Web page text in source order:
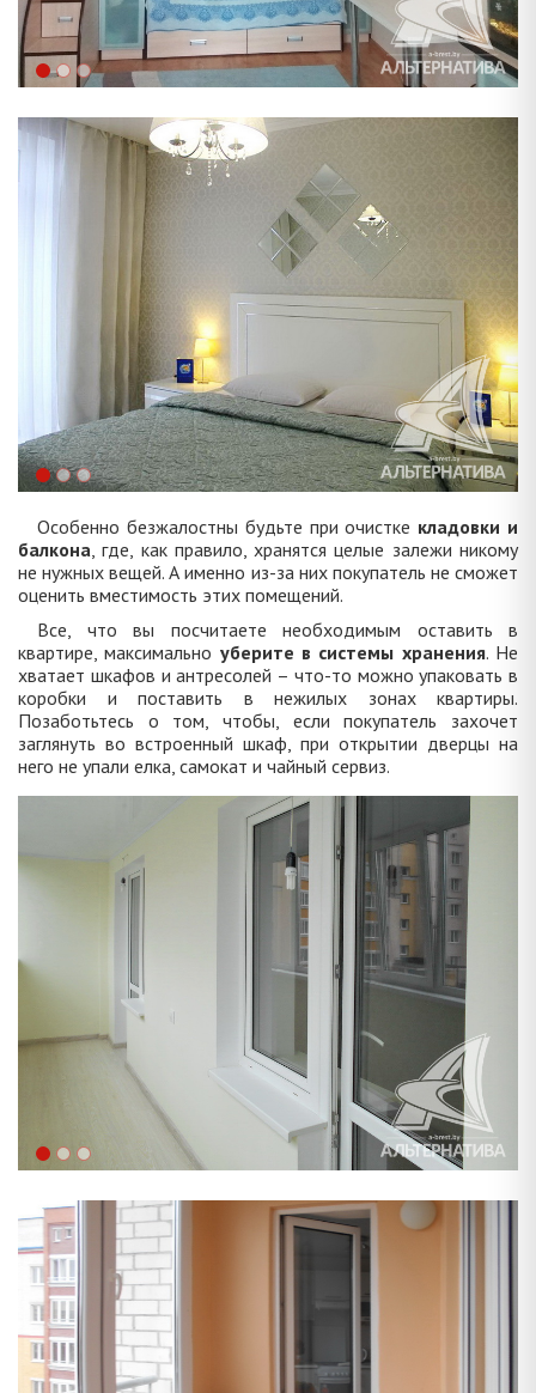
Особенно безжалостны будьте при очистке кладовки и
балкона, где, как правило, хранятся целые залежи никому
не нужных вещей. А именно из-за них покупатель не сможет
оценить вместимость этих помещений.
Все, что вы посчитаете необходимым оставить в
квартире, максимально уберите в системы хранения. Не
хватает шкафов и антресолей – что-то можно упаковать в
коробки и поставить в нежилых зонах квартиры.
Позаботьтесь о том, чтобы, если покупатель захочет
заглянуть во встроенный шкаф, при открытии дверцы на
него не упали елка, самокат и чайный сервиз.